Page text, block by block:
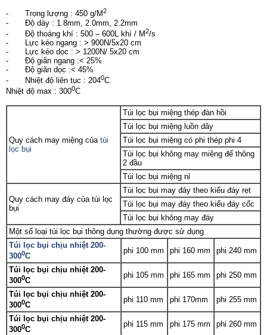
- Trọng lượng : 450 g/M2
- Độ dày : 1.8mm, 2.0mm, 2.2mm
- Độ thoáng khí : 500 – 600L khí / M2/s
- Lực kéo ngang : > 900N/5x20 cm
- Lực kéo dọc : > 1200N/ 5x20 cm
- Độ giãn ngang :< 25%
- Độ giãn dọc :< 45%
- Nhiệt độ liên tục : 2040C
Nhiệt độ max : 3000C
Quy cách may miệng của túi
lọc bụi
Túi lọc bụi miệng thép đàn hồi
Túi lọc bụi miệng luồn dây
Túi lọc bụi miệng có phi thép phi 4
Túi lọc bụi không may miệng để thông
2 đầu
Túi lọc bụi miệng nỉ
Quy cách may đáy của túi lọc
bụi
Túi lọc bụi may đáy theo kiểu đáy rẹt
Túi lọc bụi may đáy theo kiểu đáy cốc
Túi lọc bụi không may đáy
Một số loại túi lọc bụi thông dụng thường được sử dụng
Túi lọc bụi chịu nhiệt 200-
3000C
phi 100 mm phi 160 mm phi 240 mm
Túi lọc bụi chịu nhiệt 200-
3000C
phi 105 mm phi 165 mm phi 250 mm
Túi lọc bụi chịu nhiệt 200-
3000C
phi 110 mm phi 170mm phi 255 mm
Túi lọc bụi chịu nhiệt 200-
3000C
phi 115 mm phi 175 mm phi 260 mm